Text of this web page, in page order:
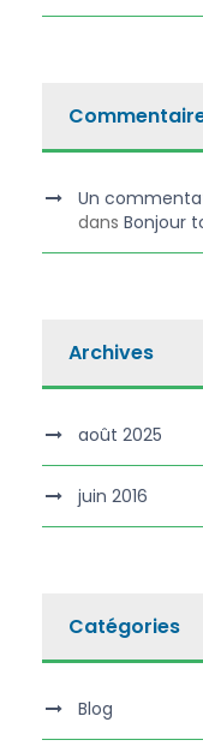
Un
dans Bonjour
Archives
août 2025
juin 2016
Catégories
Blog